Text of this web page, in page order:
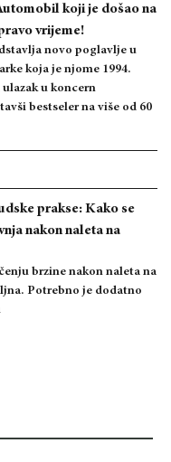
koji je došao na
vrijeme!
novo poglavlje u
koja je njome 1994.
u koncern
bestseler na više od 60
prakse: Kako se
nakon naleta na
brzine nakon naleta na
Potrebno je dodatno